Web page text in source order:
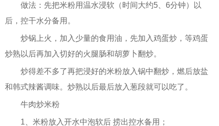
做法：先把米粉用温水浸软（时间大约5、6分钟）以
后，控干水分备用。
炒锅上火，加入少量的食用油，先加入鸡蛋炒，等鸡蛋
炒熟以后再加入切好的火腿肠和胡萝卜翻炒。
炒得差不多了再把浸好的米粉放入锅中翻炒，燃后放盐
和韩式辣酱调味。炒熟以后最后放入葱段就可以吃了。
牛肉炒米粉
1、米粉放入开水中泡软后 捞出控水备用；